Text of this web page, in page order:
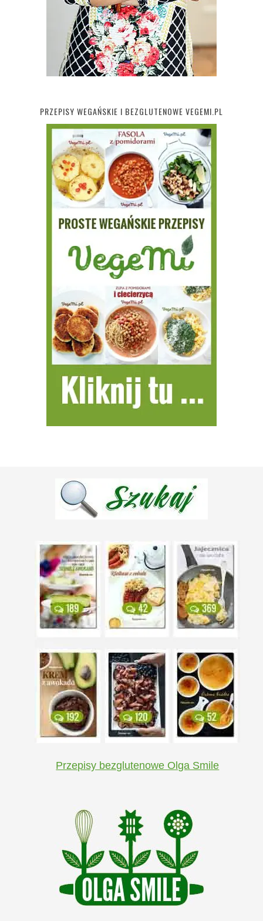
PRZEPISY WEGAŃSKIE I BEZGLUTENOWE VEGEMI.PL
Przepisy bezglutenowe Olga Smile